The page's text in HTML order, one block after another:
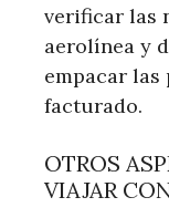
verificar las
aerolínea y
empacar las
facturado.
OTROS
VIAJAR